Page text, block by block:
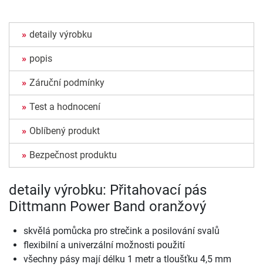
detaily výrobku
popis
Záruční podmínky
Test a hodnocení
Oblíbený produkt
Bezpečnost produktu
detaily výrobku: Přitahovací pás
Dittmann Power Band oranžový
skvělá pomůcka pro strečink a posilování svalů
flexibilní a univerzální možnosti použití
všechny pásy mají délku 1 metr a tloušťku 4,5 mm